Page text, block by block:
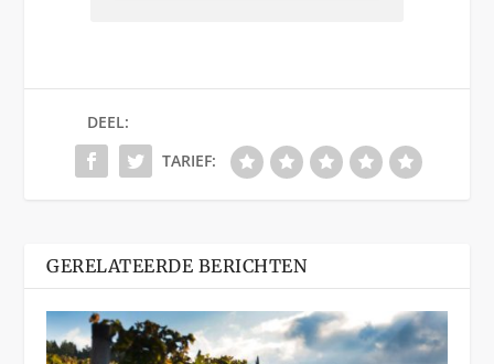
DEEL:
TARIEF:
GERELATEERDE BERICHTEN